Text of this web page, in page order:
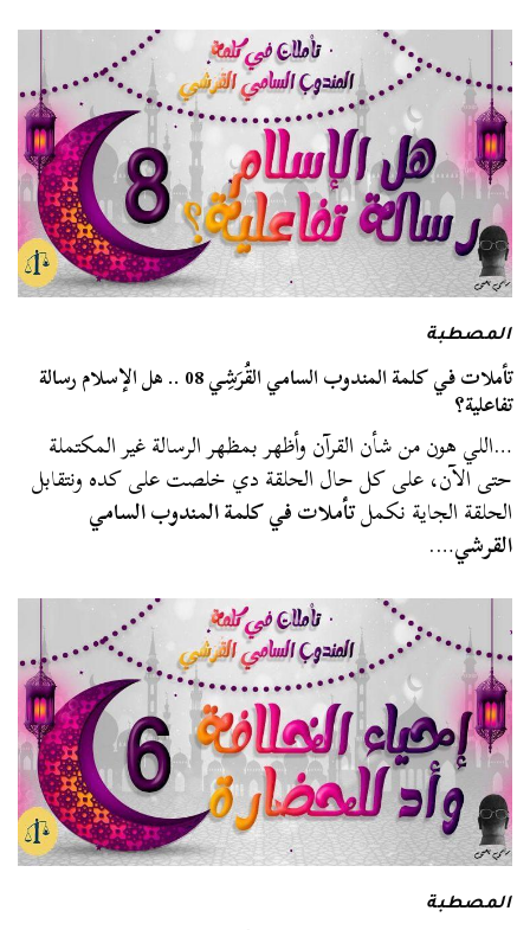
المصطبة
تأملات في كلمة المندوب السامي القُرَشِي 08 .. هل الإسلام رسالة
تفاعلية؟
…اللي هون من شأن القرآن وأظهر بمظهر الرسالة غير المكتملة
حتى الآن، على كل حال الحلقة دي خلصت على كده ونتقابل
الحلقة الجاية نكملتأملات في كلمة المندوب السامي
القرشي….
المصطبة